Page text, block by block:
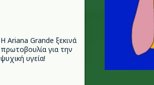
Η Ariana Grande ξεκινά
πρωτοβουλία για την
ψυχική υγεία!